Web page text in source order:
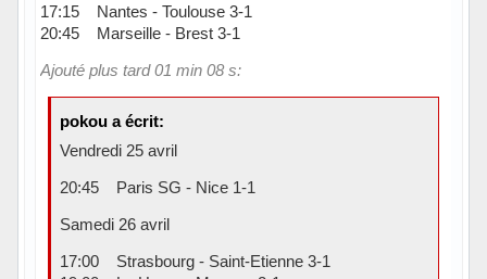
17:15 Nantes - Toulouse 3-1
20:45 Marseille - Brest 3-1
Ajouté plus tard 01 min 08 s:
pokou a écrit:
Vendredi 25 avril
20:45 Paris SG - Nice 1-1
Samedi 26 avril
17:00 Strasbourg - Saint-Etienne 3-1